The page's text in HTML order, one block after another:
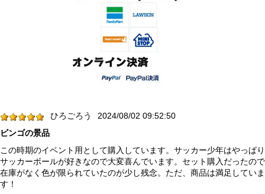
ひろごろう
2024/08/02 09:52:50
ビンゴの景品
この時期のイベント用として購入しています。サッカー少年はやっぱり
サッカーボールが好きなので大変喜んでいます。セット購入だったので
在庫がなく色が限られていたのが少し残念。ただ、商品は満足していま
す！